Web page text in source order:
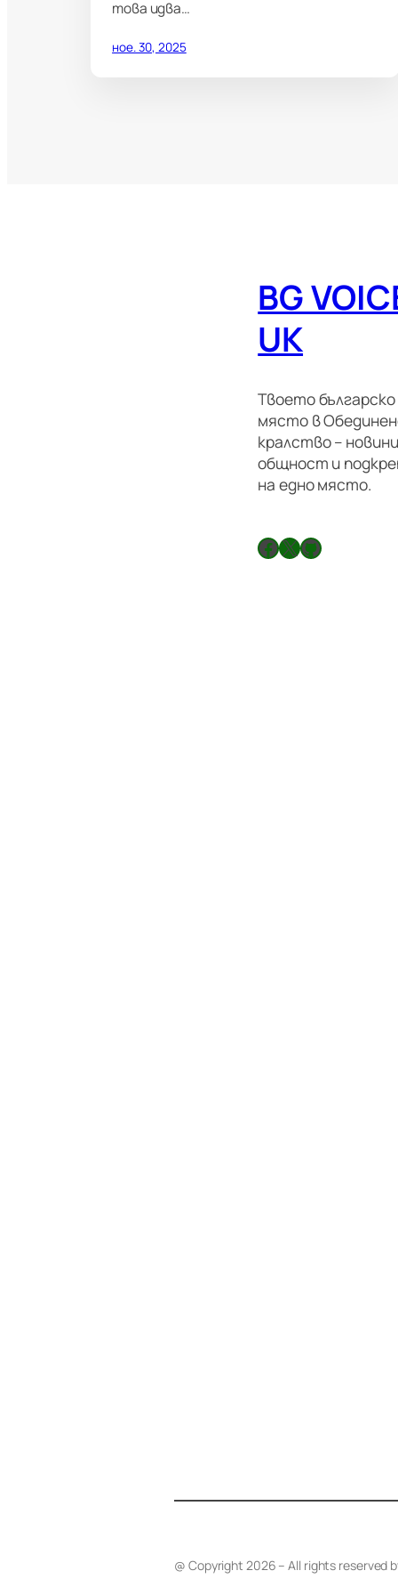
това идва…
ное. 30, 2025
BG
UK
Твоето българско
място в
кралство –
общност и
на едно място.
Facebook X GitHub
@ Copyright 2026 – All rights reserved